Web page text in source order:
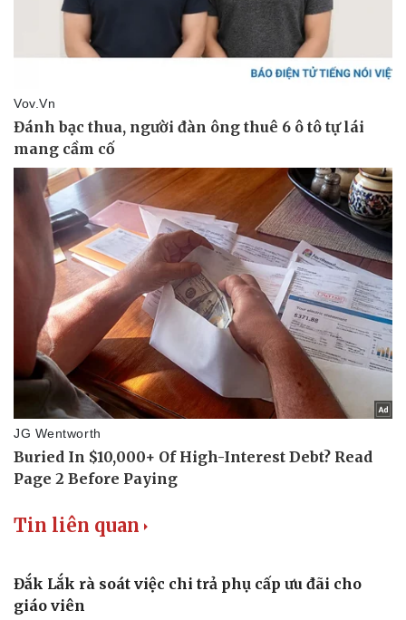
Săn Tour
Đọc truyện đêm khuya
Cửa sổ tình yêu
Kể chuyện cho bé
Hạt giống tâm hồn
Tin liên quan
Đắk Lắk rà soát việc chi trả phụ cấp ưu đãi cho
giáo viên